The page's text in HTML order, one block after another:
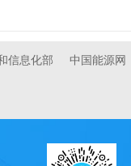
信息化部 中国能源网